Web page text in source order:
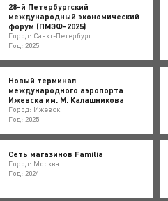
28-й Петербургский
международный экономический
форум (ПМЭФ-2025)
Город: Санкт-Петербург
Год: 2025
Новый терминал
международного аэропорта
Ижевска им. М. Калашникова
Город: Ижевск
Год: 2025
Сеть магазинов Familia
Город: Москва
Год: 2024